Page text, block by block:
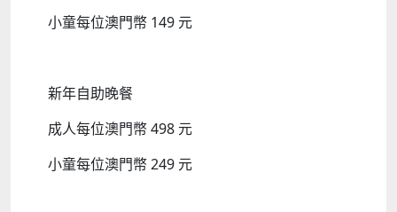
小童每位澳門幣 149 元
新年自助晚餐
成人每位澳門幣 498 元
小童每位澳門幣 249 元